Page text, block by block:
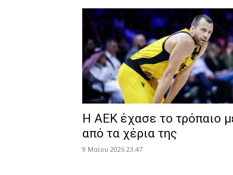
Η ΑΕΚ έχασε το τρόπαιο
από τα χέρια της
9 Μαΐου 2026 23:47